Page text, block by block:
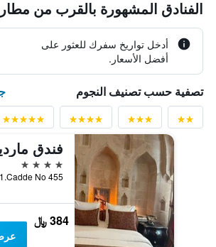
الفنادق المشهورة بالقرب من مطار Mardin
أدخل تواريخ سفرك للعثور على
أفضل الأسعار.
تصفية حسب تصنيف النجوم
فندق
4 نجوم
384 ﷼